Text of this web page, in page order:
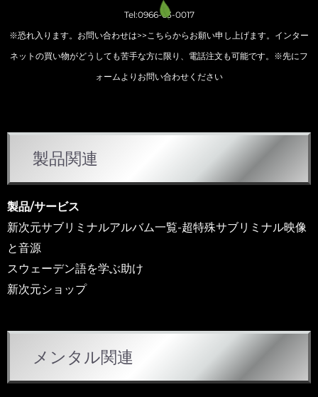
Tel:0966-63-0017
※恐れ入ります。お問い合わせは>>こちらから お願い申し上げます。インター
ネットの買い物がどうしても苦手な方に限り、電話注文も可能です。※先にフ
ォームよりお問い合わせください
製品関連
製品/サービス
新次元サブリミナルアルバム一覧-超特殊サブリミナル映像
と音源
スウェーデン語を学ぶ助け
新次元ショップ
メンタル関連
ゴ
リ
ー